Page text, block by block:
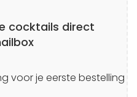
cocktails direct
voor je eerste bestelling